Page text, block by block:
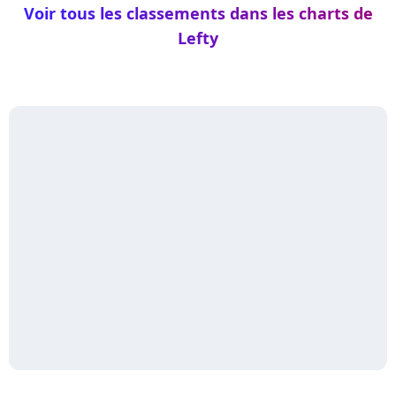
Voir tous les classements dans les charts de
Lefty